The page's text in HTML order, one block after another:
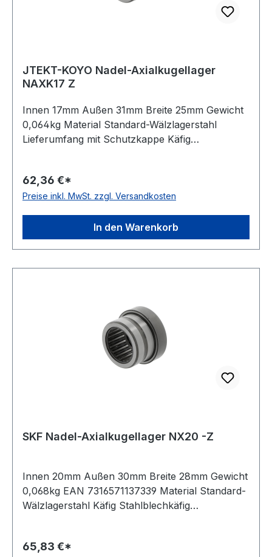
JTEKT-KOYO Nadel-Axialkugellager
NAXK17 Z
Innen 17mm Außen 31mm Breite 25mm Gewicht
0,064kg Material Standard-Wälzlagerstahl
Lieferumfang mit Schutzkappe Käfig
Toleranzklasse Toleranzklasse P0/PN bzw.
ABEC 1
62,36 €*
Preise inkl. MwSt. zzgl. Versandkosten
In den Warenkorb
SKF Nadel-Axialkugellager NX20 -Z
Innen 20mm Außen 30mm Breite 28mm Gewicht
0,068kg EAN 7316571137339 Material Standard-
Wälzlagerstahl Käfig Stahlblechkäfig
ABEC 1 Ausführung selbsthaltend Wirkrichtung
65,83 €*